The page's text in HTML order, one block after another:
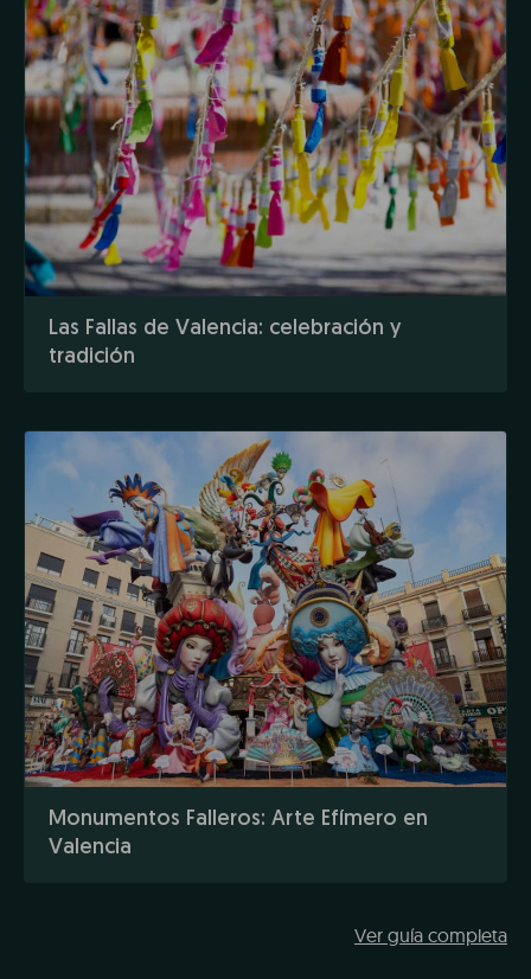
Las Fallas de Valencia: celebración y
tradición
Monumentos Falleros: Arte Efímero en
Valencia
Ver guía completa